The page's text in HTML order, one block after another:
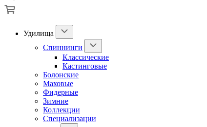
Удилища
Спиннинги
Классические
Кастинговые
Болонские
Маховые
Фидерные
Зимние
Коллекции
Специализации